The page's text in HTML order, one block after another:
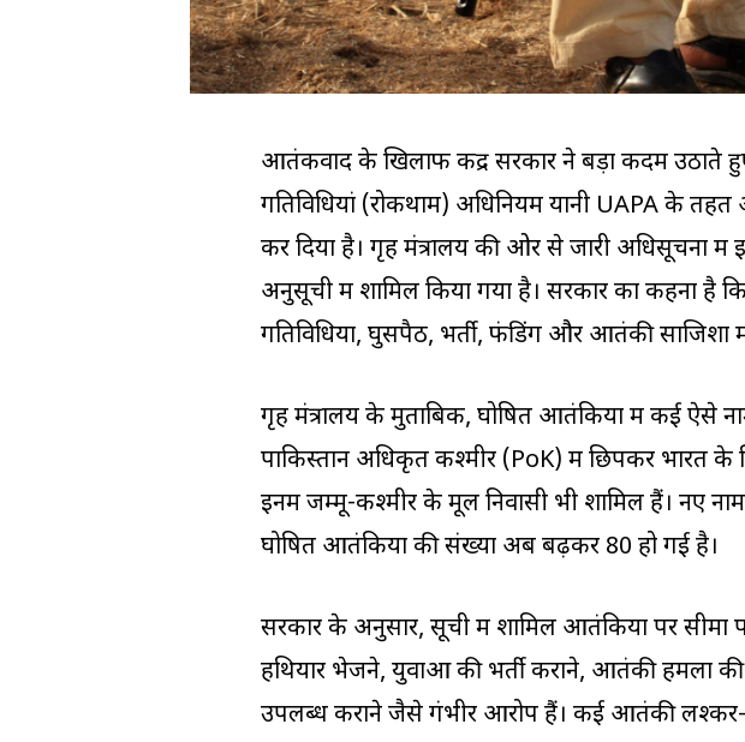
आतंकवाद के खिलाफ केंद्र सरकार ने बड़ा कदम उठाते
गतिविधियां (रोकथाम) अधिनियम यानी UAPA के
कर दिया है। गृह मंत्रालय की ओर से जारी अधिसूचना में
अनुसूची में शामिल किया गया है। सरकार का कहना है
गतिविधियों, घुसपैठ, भर्ती, फंडिंग और आतंकी साजिशों
गृह मंत्रालय के मुताबिक, घोषित आतंकियों में कई ऐसे
पाकिस्तान अधिकृत कश्मीर (PoK) में छिपकर भारत के
इनमें जम्मू-कश्मीर के मूल निवासी भी शामिल हैं। नए
घोषित आतंकियों की संख्या अब बढ़कर 80 हो गई है।
सरकार के अनुसार, सूची में शामिल आतंकियों पर सीमा
हथियार भेजने, युवाओं की भर्ती कराने, आतंकी हमलों
उपलब्ध कराने जैसे गंभीर आरोप हैं। कई आतंकी